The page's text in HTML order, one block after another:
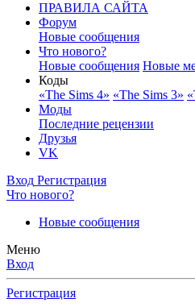
ПРАВИЛА САЙТА
Форум
Новые сообщения
Что нового?
Новые сообщения Новые
Коды
«The Sims 4» «The Sims 3»
Моды
Последние рецензии
Друзья
VK
Вход Регистрация
Что нового?
Новые сообщения
Меню
Вход
Регистрация